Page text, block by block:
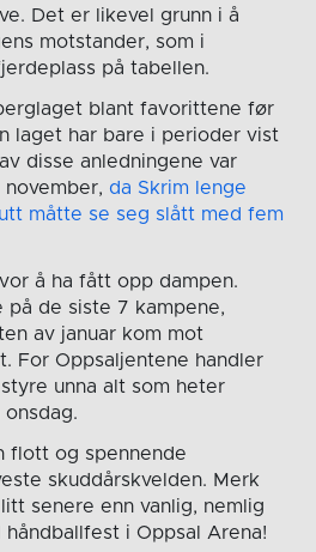
Det er likevel grunn i å
motstander, som i
på tabellen.
blant favorittene før
laget har bare i perioder vist
disse anledningene var
da Skrim lenge
måtte se seg slått med fem
å ha fått opp dampen.
på de siste 7 kampene,
av januar kom mot
For Oppsaljentene handler
unna alt som heter
flott og spennende
skuddårskvelden. Merk
senere enn vanlig, nemlig
i Oppsal Arena!